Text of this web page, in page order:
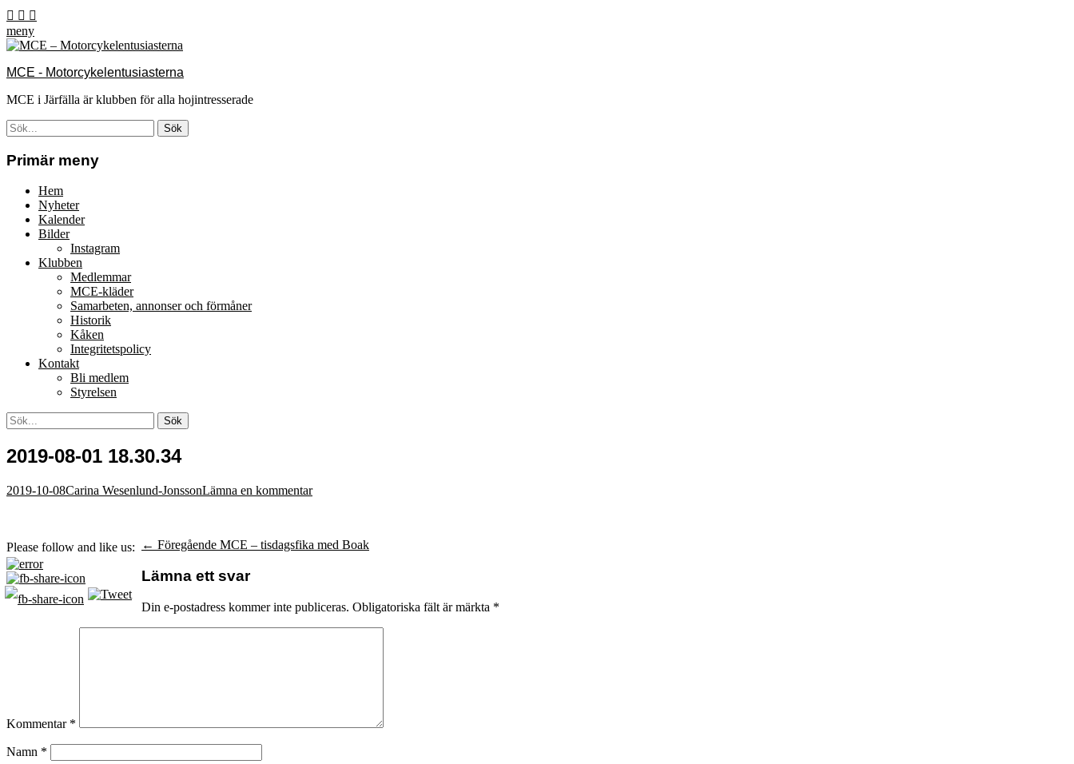
Hoppa
till
innehåll
Facebook
Email
meny
MCE - Motorcykelentusiasterna
MCE i Järfälla är klubben för alla hojintresserade
Sök
efter:
[label]
Primär meny
Hem
Nyheter
Kalender
Bilder
Instagram
Klubben
Medlemmar
MCE-kläder
Samarbeten, annonser och förmåner
Historik
Kåken
Integritetspolicy
Kontakt
Bli medlem
Styrelsen
Sök
Sök
efter:
[label]
2019-08-01 18.30.34
Postades
2019-10-08Författare
Carina Wesenlund-JonssonLämna en kommentar
Please follow and like us:
Inläggsnavigering← Föregående Föregående
MCE – tisdagsfika med Boak
Lämna ett svar
Din e-postadress kommer inte publiceras. Obligatoriska fält är märkta *
Kommentar *
Namn *